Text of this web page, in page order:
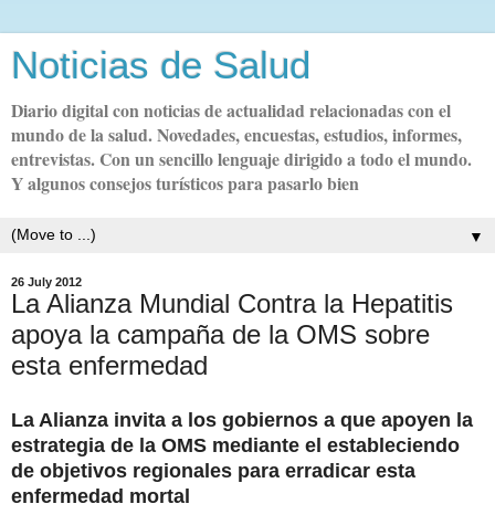
Noticias de Salud
Diario digital con noticias de actualidad relacionadas con el
mundo de la salud. Novedades, encuestas, estudios, informes,
entrevistas. Con un sencillo lenguaje dirigido a todo el mundo.
Y algunos consejos turísticos para pasarlo bien
▼
26 July 2012
La Alianza Mundial Contra la Hepatitis
apoya la campaña de la OMS sobre
esta enfermedad
La Alianza invita a los gobiernos a que apoyen la
estrategia de la OMS mediante el estableciendo
de objetivos regionales para erradicar esta
enfermedad mortal